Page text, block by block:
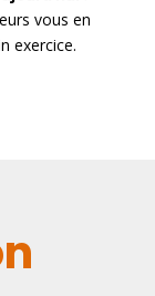
vous en
exercice.